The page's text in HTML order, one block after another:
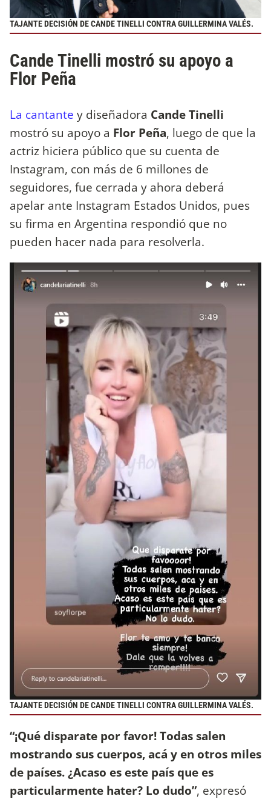
TAJANTE DECISIÓN DE CANDE TINELLI CONTRA GUILLERMINA VALÉS.
Cande Tinelli mostró su apoyo a
Flor Peña
La cantante y diseñadora Cande Tinelli
mostró su apoyo a Flor Peña, luego de que la
actriz hiciera público que su cuenta de
Instagram, con más de 6 millones de
seguidores, fue cerrada y ahora deberá
apelar ante Instagram Estados Unidos, pues
su firma en Argentina respondió que no
pueden hacer nada para resolverla.
TAJANTE DECISIÓN DE CANDE TINELLI CONTRA GUILLERMINA VALÉS.
“¡Qué disparate por favor! Todas salen
mostrando sus cuerpos, acá y en otros miles
de países. ¿Acaso es este país que es
particularmente hater? Lo dudo”, expresó